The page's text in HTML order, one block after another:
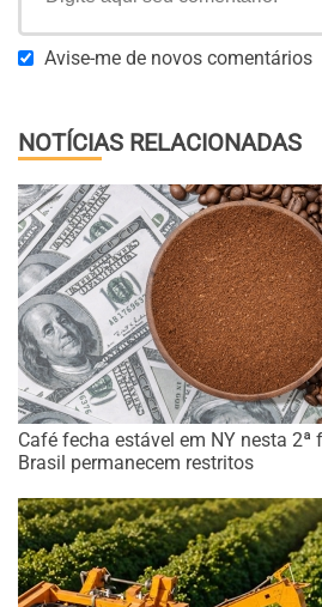
Avise-me de novos comentários
NOTÍCIAS RELACIONADAS
Café fecha estável em NY nesta
Brasil permanecem restritos